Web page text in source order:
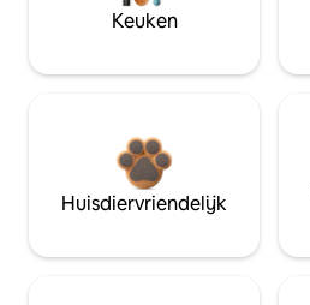
Keuken
Huisdiervriendelijk